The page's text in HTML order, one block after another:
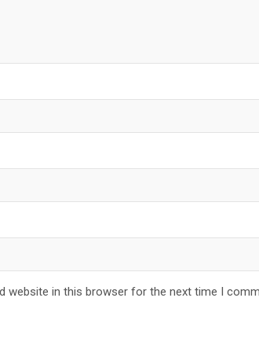
website in this browser for the next time I